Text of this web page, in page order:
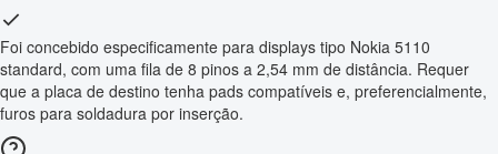
Foi concebido especificamente para displays tipo Nokia 5110
standard, com uma fila de 8 pinos a 2,54 mm de distância. Requer
que a placa de destino tenha pads compatíveis e, preferencialmente,
furos para soldadura por inserção.